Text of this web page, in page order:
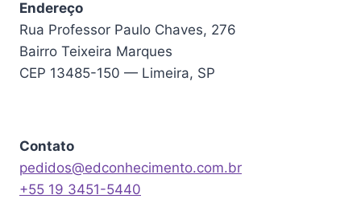
Endereço
Rua Professor Paulo Chaves, 276
Bairro Teixeira Marques
CEP 13485-150 — Limeira, SP
Contato
pedidos@edconhecimento.com.br
+55 19 3451-5440